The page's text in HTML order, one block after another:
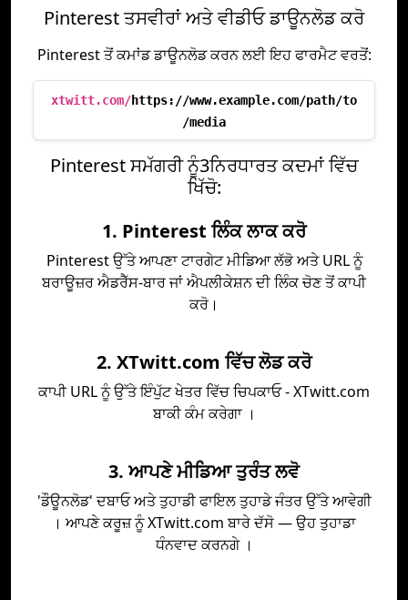
Pinterest ਤਸਵੀਰਾਂ ਅਤੇ ਵੀਡੀਓ ਡਾਊਨਲੋਡ ਕਰੋ
Pinterest ਤੋਂ ਕਮਾਂਡ ਡਾਊਨਲੋਡ ਕਰਨ ਲਈ ਇਹ ਫਾਰਮੈਟ ਵਰਤੋਂ:
xtwitt.com/https://www.example.com/path/to
/media
Pinterest ਸਮੱਗਰੀ ਨੂੰ3ਨਿਰਧਾਰਤ ਕਦਮਾਂ ਵਿੱਚ
ਖਿੱਚੋ:
1. Pinterest ਲਿੰਕ ਲਾਕ ਕਰੋ
Pinterest ਉੱਤੇ ਆਪਣਾ ਟਾਰਗੇਟ ਮੀਡਿਆ ਲੱਭੋ ਅਤੇ URL ਨੂੰ
ਬਰਾਊਜ਼ਰ ਐਡਰੈੱਸ-ਬਾਰ ਜਾਂ ਐਪਲੀਕੇਸ਼ਨ ਦੀ ਲਿੰਕ ਚੋਣ ਤੋਂ ਕਾਪੀ
ਕਰੋ।
2. XTwitt.com ਵਿੱਚ ਲੋਡ ਕਰੋ
ਕਾਪੀ URL ਨੂੰ ਉੱਤੇ ਇੰਪੁੱਟ ਖੇਤਰ ਵਿੱਚ ਚਿਪਕਾਓ - XTwitt.com
ਬਾਕੀ ਕੰਮ ਕਰੇਗਾ ।
3. ਆਪਣੇ ਮੀਡਿਆ ਤੁਰੰਤ ਲਵੋ
'ਡੌਊਨਲੋਡ' ਦਬਾਓ ਅਤੇ ਤੁਹਾਡੀ ਫਾਇਲ ਤੁਹਾਡੇ ਜੰਤਰ ਉੱਤੇ ਆਵੇਗੀ
। ਆਪਣੇ ਕਰੂਜ਼ ਨੂੰ XTwitt.com ਬਾਰੇ ਦੱਸੋ — ਉਹ ਤੁਹਾਡਾ
ਧੰਨਵਾਦ ਕਰਨਗੇ ।